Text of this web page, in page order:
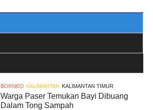
BORNEO KALIMANTAN KALIMANTAN TIMUR
Warga Paser Temukan Bayi Dibuang
Dalam Tong Sampah